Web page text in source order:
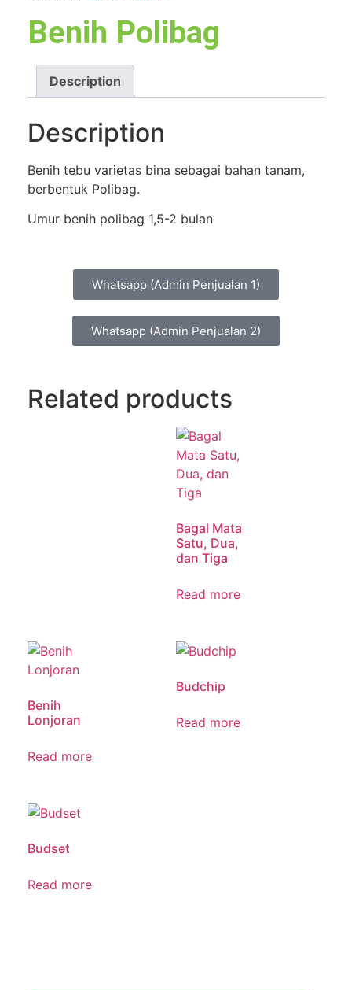
Benih Polibag
Description
Description
Benih tebu varietas bina sebagai bahan tanam,
berbentuk Polibag.
Umur benih polibag 1,5-2 bulan
Whatsapp (Admin Penjualan 1)
Whatsapp (Admin Penjualan 2)
Related products
Bagal Mata
Satu, Dua,
dan Tiga
Read more
Benih
Lonjoran
Read more
Budchip
Read more
Budset
Read more